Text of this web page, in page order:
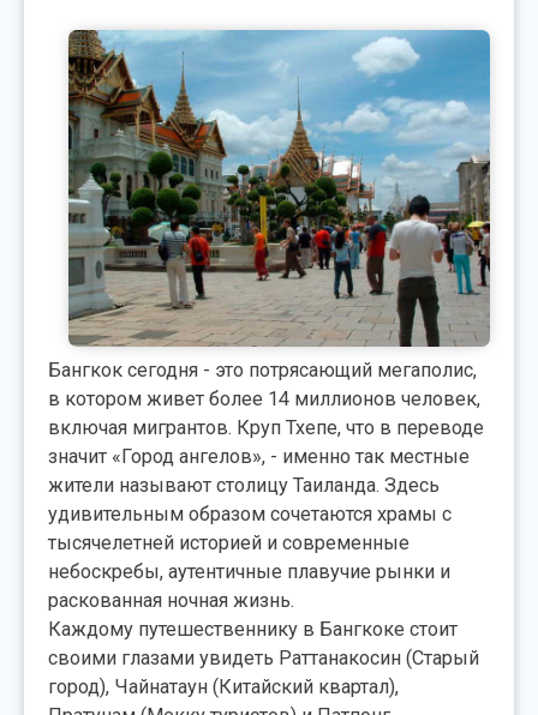
Бангкок сегодня - это потрясающий мегаполис,
в котором живет более 14 миллионов человек,
включая мигрантов. Круп Тхепе, что в переводе
значит «Город ангелов», - именно так местные
жители называют столицу Таиланда. Здесь
удивительным образом сочетаются храмы с
тысячелетней историей и современные
небоскребы, аутентичные плавучие рынки и
раскованная ночная жизнь.
Каждому путешественнику в Бангкоке стоит
своими глазами увидеть Раттанакосин (Старый
город), Чайнатаун (Китайский квартал),